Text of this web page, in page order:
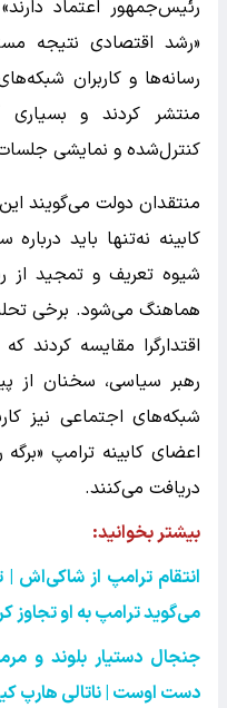
رئیس‌جمهور اعتماد
«رشد اقتصادی نتیجه
رسانه‌ها و کاربران
منتشر کردند و بسیاری
کنترل‌شده و نمایشی
منتقدان دولت می‌گویند
کابینه نه‌تنها باید
شیوه تعریف و تمجید از
هماهنگ می‌شود. برخی
اقتدارگرا مقایسه
رهبر سیاسی، سخنان از
شبکه‌های اجتماعی نیز
اعضای کابینه ترامپ
دریافت می‌کنند.
بیشتر بخوانید:‌
انتقام ترامپ از شاکی‌اش
می‌گوید ترامپ به او تجاوز
جنجال دستیار بلوند و
دست اوست | ناتالی هارپ